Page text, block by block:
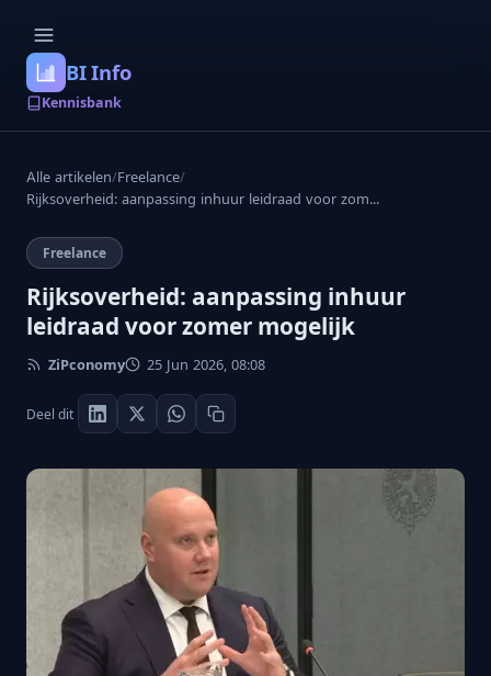
BI Info
Kennisbank
Alle artikelen/Freelance/
Rijksoverheid: aanpassing inhuur leidraad voor zom...
Freelance
Rijksoverheid: aanpassing inhuur
leidraad voor zomer mogelijk
ZiPconomy 25 Jun 2026, 08:08
Deel dit